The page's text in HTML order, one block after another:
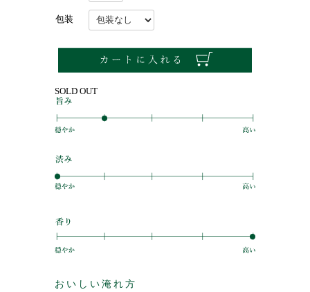
包装
SOLD OUT
おいしい淹れ方